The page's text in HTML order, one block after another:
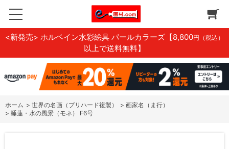
<新発売> ホルベイン水彩絵具 パールカラーズ 【8,800円（税込）
以上で送料無料】
ホーム > 世界の名画（プリハード複製） > 画家名（ま行）
> 睡蓮・水の風景（モネ） F6号